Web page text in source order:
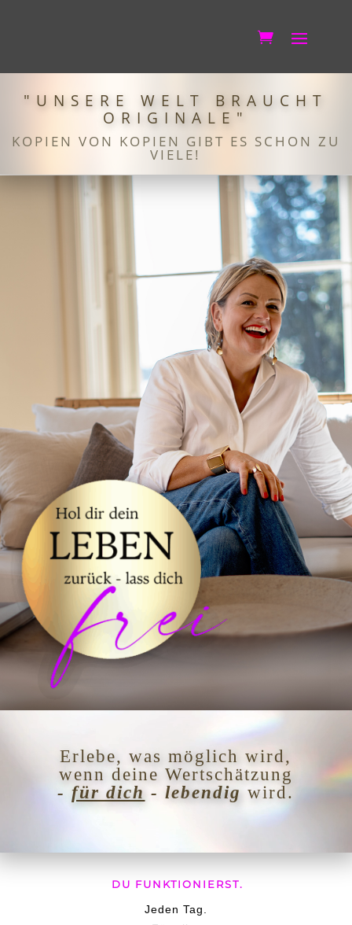
"UNSERE WELT BRAUCHT
ORIGINALE"
KOPIEN VON KOPIEN GIBT ES SCHON ZU
VIELE!
Erlebe, was möglich wird,
wenn deine Wertschätzung
-für dich - lebendig wird.
DU FUNKTIONIERST.
Jeden Tag.